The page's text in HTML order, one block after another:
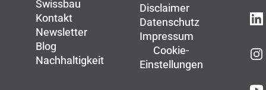
Swissbau
Kontakt
Newsletter
Blog
Nachhaltigkeit
Disclaimer
Datenschutz
Impressum
Cookie-
Einstellungen